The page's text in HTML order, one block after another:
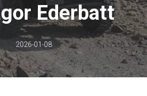
Ederbatt
2026-01-08